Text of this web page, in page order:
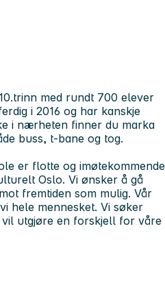
med rundt 700 elever
i 2016 og har kanskje
i nærheten finner du marka
buss, t-bane og tog.
er flotte og imøtekommende
Oslo. Vi ønsker å gå
fremtiden som mulig. Vår
hele mennesket. Vi søker
utgjøre en forskjell for våre